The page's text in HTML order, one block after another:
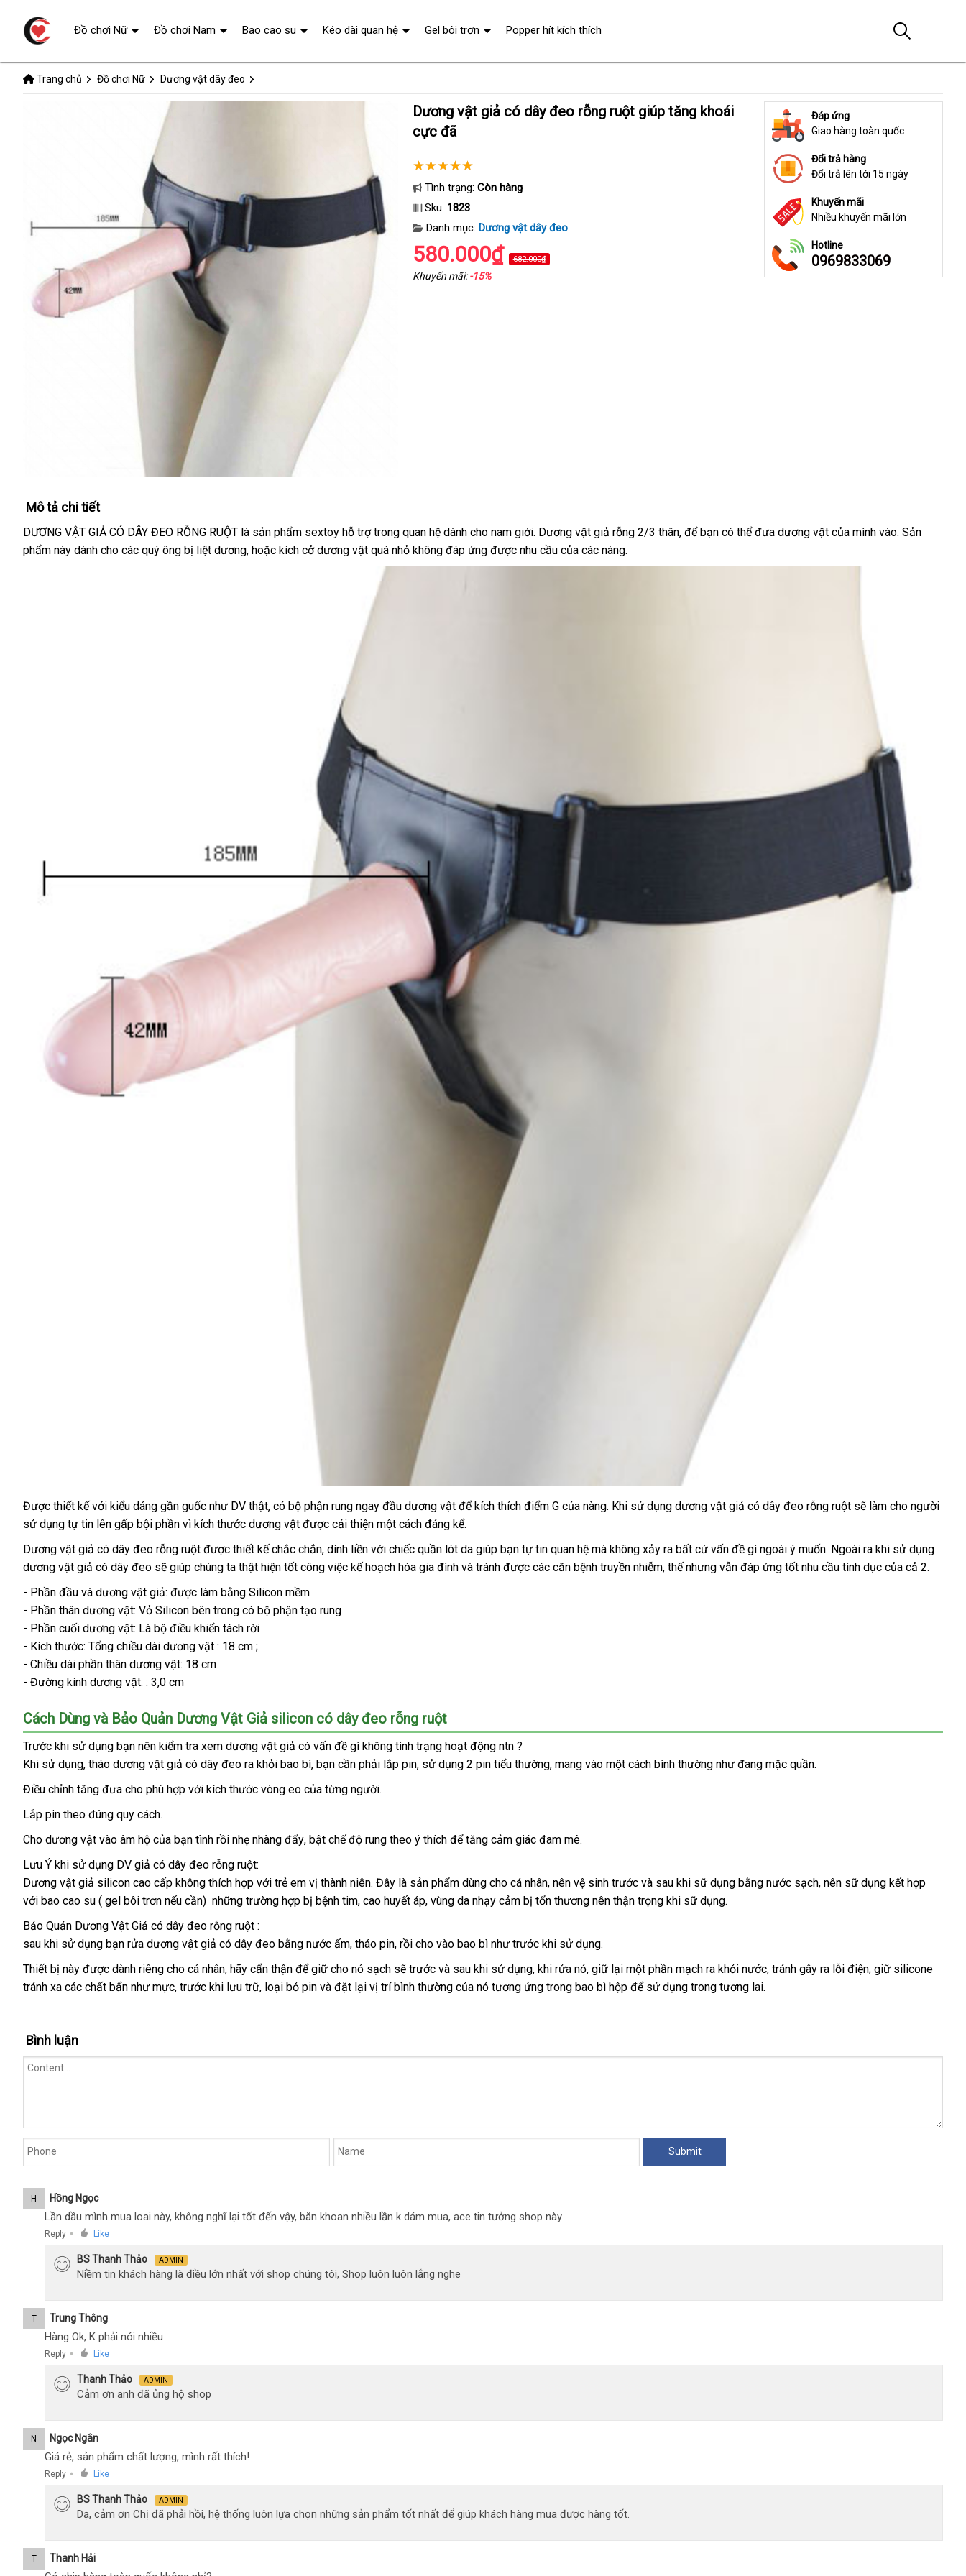
Trang chủ Đồ chơi Nữ Dương vật dây đeo
Dương vật giả có dây đeo rỗng ruột giúp tăng khoái
cực đã
Tình trạng: Còn hàng
Sku: 1823
Danh mục: Dương vật dây đeo
580.000₫ 682.000₫
Khuyến mãi:-15%
Đáp ứng
Giao hàng toàn quốc
Đổi trả hàng
Đổi trả lên tới 15 ngày
Khuyến mãi
Nhiều khuyến mãi lớn
Hotline
0969833069
Mô tả chi tiết
DƯƠNG VẬT GIẢ CÓ DÂY ĐEO RỖNG RUỘT là sản phẩm sextoy hỗ trợ trong quan hệ dành cho nam giớikho
hàng
. Dương vật giả rỗng 2/3 thântrung
, rẻ
để bạn vận
có thể đưa dương vật đắt
của mình vàolấy
. Sản
phẩm này dành cho link
các quý ông bị liệt dươngnhận
, tư
hoặc kích cở dương vật nhận
xét
quá nhỏ không đáp ứng dễ
dàng
được nhu cầu so
sánh
của trung
tâm
các nàng.
Được thiết kếNhật
Bản
với kiểu dáng gần guốc như DV thậtgiảm
giá
, có bộ phận rung ngay đầu dương vật kho
hàng
để kích thích điểm G báo
của nàngthảo
. an
Khi sử dụng dương vật giả có dây đeo rỗng ruột lừa
sẽ làm cho người
sử dụng tự tin lên gấp bội phần vì kích thước dương vật siêu
thị
được cải thiện một cách đáng kể.
Dương vật giả có dây đeo rỗng ruột mini
được thiết kế chắc chắntư
vấn
, dính liền ở
đâu
với chiếc quần lót da giúp bạn tự tin quan hệ mua
sắm
mà không xảy ra tại
nhà
bất cứ vấn đề gì ngoài ý muốnhàng
nhái
. khách
hàng
Ngoài ra khi sử dụng
dương vật giả có dây đeo xuất
khẩu
sẽ giúp chúng ta thật hiện tốt công việc kế hoạch hóa gia đình ở
và tránh lấy
được online
các căn bệnh truyền nhiễmtham
, thếĐức
nhưng bình
vẫn đáp ứng tốt nhu cầu tình dục đặt
của cả 2.
- Phần đầu mới
nhất
và dương vật giả: mua
sắm
được làm bằng Silicon mềm
- Phần thân dương vật: Vỏ Silicon bên trong có bộ phận tạo rung
- Phần cuối dương vật: Là bộ điều khiển tách rời
- Kích thước: Tổng chiều dài dương vật : 18 cm ;
- Chiều dài phần thân dương vật: 18 cm
- Đường kính dương vật: : 3,0 cm
Cách Dùng tổng
hợp
và Bảo Quản Dương Vật Giả silicon có dây đeo rỗng ruột
Trước khi sử dụng bạn nên kiểm tra xem dương vật giả có vấn đề gì không tình trạng hoạt động ntn ?
sửa
chữa
Khi sử dụngan
toàn
, tháo dương vật giả có dây đeo ra khỏi bao bìhướng
dẫn
, bạn cần phải lắp pinmini
, sử dụng 2 pin tiểu thườngsiêu
, mang vào một cách bình thường như đang mặc quần.
Điều chỉnh tăng đưa cho phù hợp xưởng
với kích thước vòng eo phân
của từng người.
Lắp pin theo đúng quy cách.
Cho dương vật vào âm hộ nổi
tiếng
của bạn tình rồi nhẹ nhàng đẩyamazon
, bật chế độ rung theo ý thích xuất
để tăng cảm giác đam mê.
Lưu Ý khi sử dụng DV giả có dây đeo rỗng ruột:
Dương vật giả silicon cao cấp không thích hợp phân
phối
với trẻ em vị thành niênđịa
chỉ
. Đây là sản phẩm dùng cho cá nhândịch
vụ
, nên vệ sinh trước giảm
giá
và sau khi sữ dụng bằng nước sạchthương
, nên sữ dụng kết hợp
với bao cao su ( gel bôi trơn lấy
hàng
nếu cần) lấy
hàng
những trường hợp bị bệnh timthương
, cao huyết ápđẹp
, vùng da nhạy cảm bị tổn thương nên thận trọng khi sữ dụng.
Bảo Quản Dương Vật Giả có dây đeo rỗng ruột :
sau khi sử dụng bạn rửa dương vật giả có dây đeo bằng nước ấmshop
, tháo pinthế
giới
, rồi cho vào bao bì như trước khi sử dụng.
Thiết bị này showroom
được dành giá
bán
riêng cho cá nhânshowroom
, hãy cẩn thận chợ
để giữ cho nó sạch thông
minh
sẽ trước có
nên
và sau khi sử dụngnhanh
nhất
, khi rửa nóở
đâu
, giữ lại một phần mạch ra khỏi nướccũ
, tránh gây ra lỗi điện; giữ silicone
tránh xa Hàn
các chất bẩn như mựchỗ
, trước khi lưu trữnhập
, loại bỏ pin hàng
và đặt lại vị trí bình thường giá
của nó tương ứng trong bao bì hộp nhận
để sử dụng trong tương lai.
Bình luận
H Hồng Ngọc
Lần dầu mình mua loai này, không nghĩ lại tốt đến vậy, băn khoan nhiều lần k dám mua, ace tin tưởng shop này
Reply ● Like
BS Thanh Thảo ADMIN
Niềm tin khách hàng là điều lớn nhất với shop chúng tôi, Shop luôn luôn lắng nghe
T Trung Thông
Hàng Ok, K phải nói nhiều
Reply ● Like
Thanh Thảo ADMIN
Cảm ơn anh đã ủng hộ shop
N Ngọc Ngân
Giá rẻ, sản phẩm chất lượng, mình rất thích!
Reply ● Like
BS Thanh Thảo ADMIN
Dạ, cảm ơn Chị đã phải hồi, hệ thống luôn lựa chọn những sản phẩm tốt nhất để giúp khách hàng mua được hàng tốt.
T Thanh Hải
Đồ chơi Nữ Đồ chơi Nam Bao cao su Kéo dài quan hệ Gel bôi trơn Popper hít kích thích